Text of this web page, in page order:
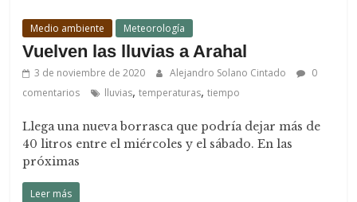
Medio ambiente Meteorología
Vuelven las lluvias a Arahal
3 de noviembre de 2020 Alejandro Solano Cintado
0
comentarios
lluvias,temperaturas,tiempo
Llega una nueva borrasca que podría dejar más de
40 litros entre el miércoles y el sábado. En las
próximas
Leer más